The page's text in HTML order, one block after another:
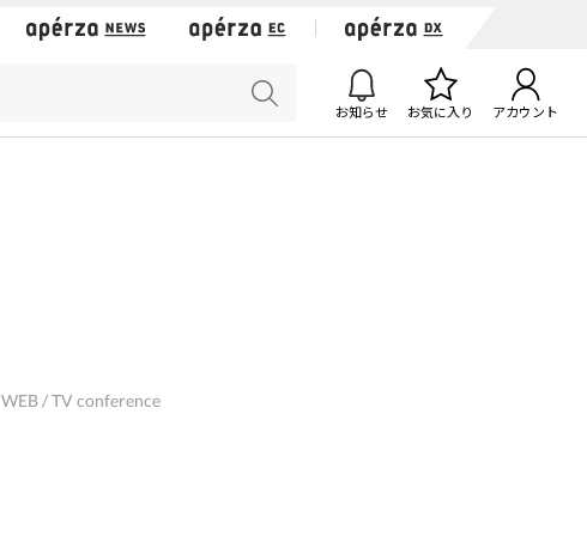
お知らせ お気に入り アカウント
WEB / TV conference